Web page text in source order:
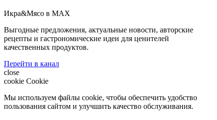
Икра&Мясо в МАХ
Выгодные предложения, актуальные новости, авторские
рецепты и гастрономические идеи для ценителей
качественных продуктов.
Перейти в канал
close
cookie Cookie
Мы используем файлы cookie, чтобы обеспечить удобство
пользования сайтом и улучшить качество обслуживания.